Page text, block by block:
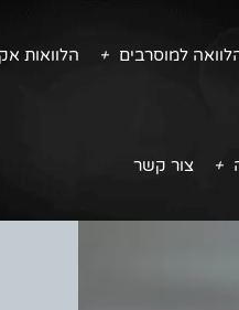
למוסרבים הלוואות
צור קשר